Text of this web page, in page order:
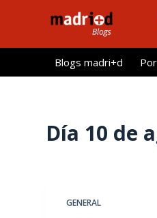
l
Blogs madri+d
Día 10 de
GENERAL